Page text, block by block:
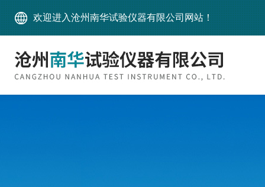
欢迎进入沧州南华试验仪器有限公司网站！